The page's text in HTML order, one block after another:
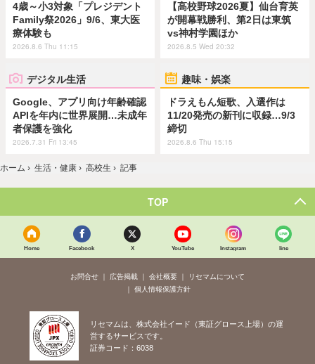
4歳～小3対象「プレジデント
Family祭2026」9/6、東大医
療体験も
2026.8.6 Thu 11:15
【高校野球2026夏】仙台育英
が開幕戦勝利、第2日は東筑
vs神村学園ほか
2026.8.5 Wed 20:32
デジタル生活
Google、アプリ向け年齢確認
APIを年内に世界展開…未成年
者保護を強化
2026.7.31 Fri 13:45
趣味・娯楽
ドラえもん短歌、入選作は
11/20発売の新刊に収録…9/3
締切
2026.8.6 Thu 15:15
ホーム › 生活・健康 › 高校生 › 記事
TOP
Home Facebook X YouTube Instagram line
お問合せ 広告掲載 会社概要
リセマムについて
個人情報保護方針
リセマムは、株式会社イード（東証グロース上場）の運
営するサービスです。
証券コード：6038